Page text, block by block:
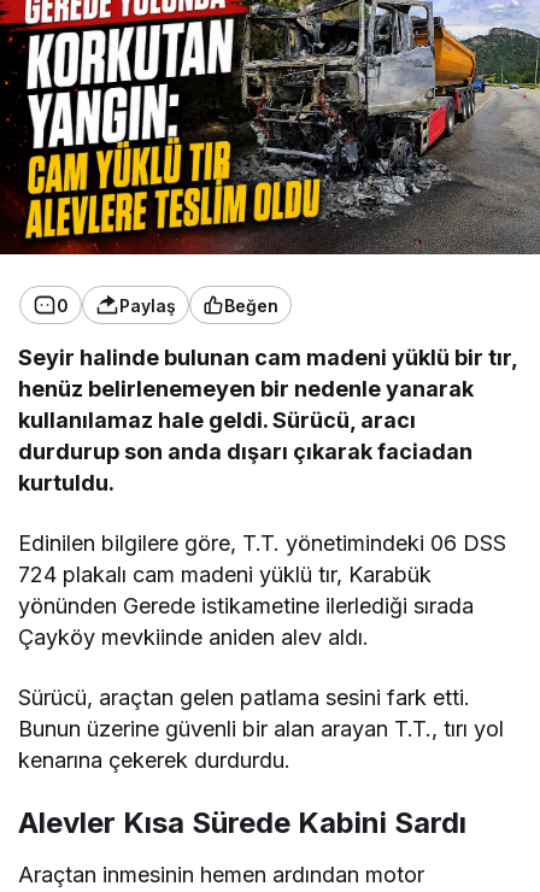
0 Paylaş Beğen
Seyir halinde bulunan cam madeni yüklü bir tır,
henüz belirlenemeyen bir nedenle yanarak
kullanılamaz hale geldi. Sürücü, aracı
durdurup son anda dışarı çıkarak faciadan
kurtuldu.
Edinilen bilgilere göre, T.T. yönetimindeki 06 DSS
724 plakalı cam madeni yüklü tır, Karabük
yönünden Gerede istikametine ilerlediği sırada
Çayköy mevkiinde aniden alev aldı.
Sürücü, araçtan gelen patlama sesini fark etti.
Bunun üzerine güvenli bir alan arayan T.T., tırı yol
kenarına çekerek durdurdu.
Alevler Kısa Sürede Kabini Sardı
Araçtan inmesinin hemen ardından motor